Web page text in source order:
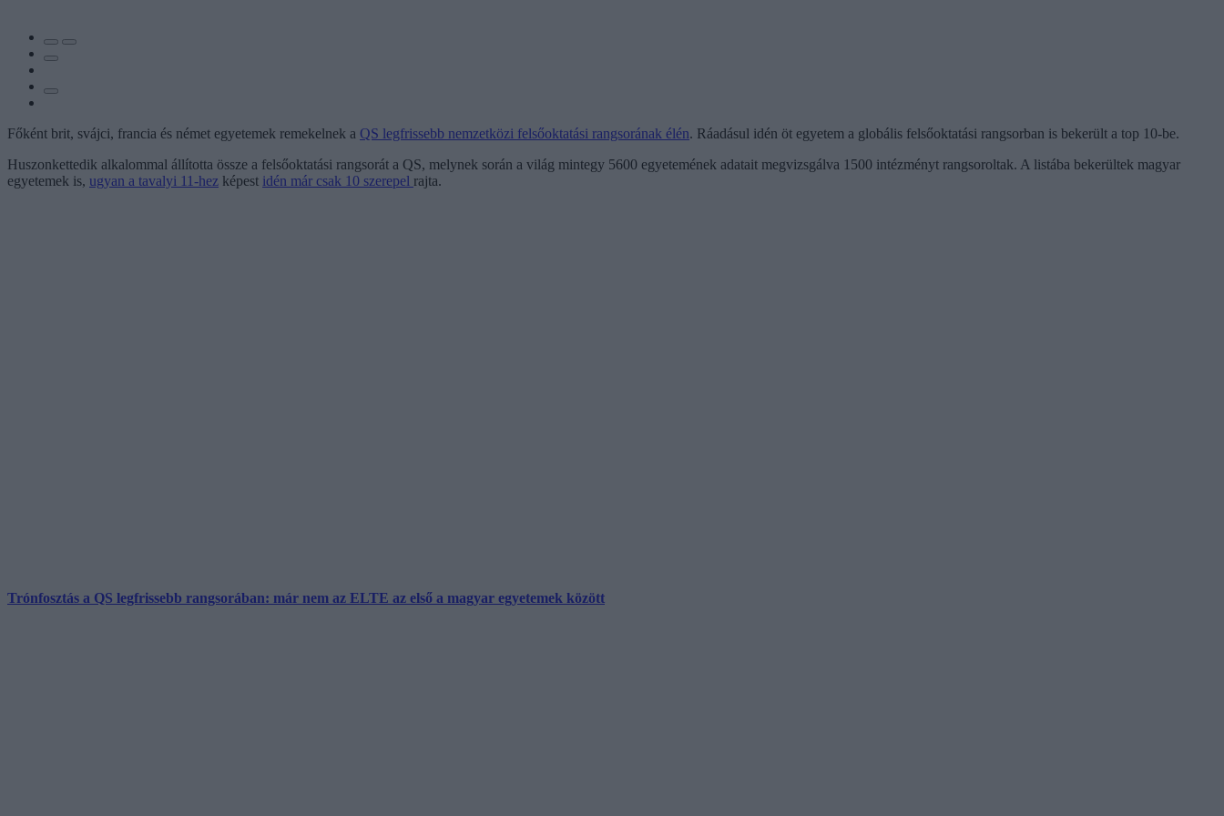
Főként brit, svájci, francia és német egyetemek remekelnek a QS legfrissebb nemzetközi felsőoktatási rangsorának élén. Ráadásul idén öt egyetem a globális felsőoktatási rangsorban is bekerült a top 10-be.
Huszonkettedik alkalommal állította össze a felsőoktatási rangsorát a QS, melynek során a világ mintegy 5600 egyetemének adatait megvizsgálva 1500 intézményt rangsoroltak. A listába bekerültek magyar
egyetemek is, ugyan a tavalyi 11-hez képest idén már csak 10 szerepel rajta.
Trónfosztás a QS legfrissebb rangsorában: már nem az ELTE az első a magyar egyetemek között